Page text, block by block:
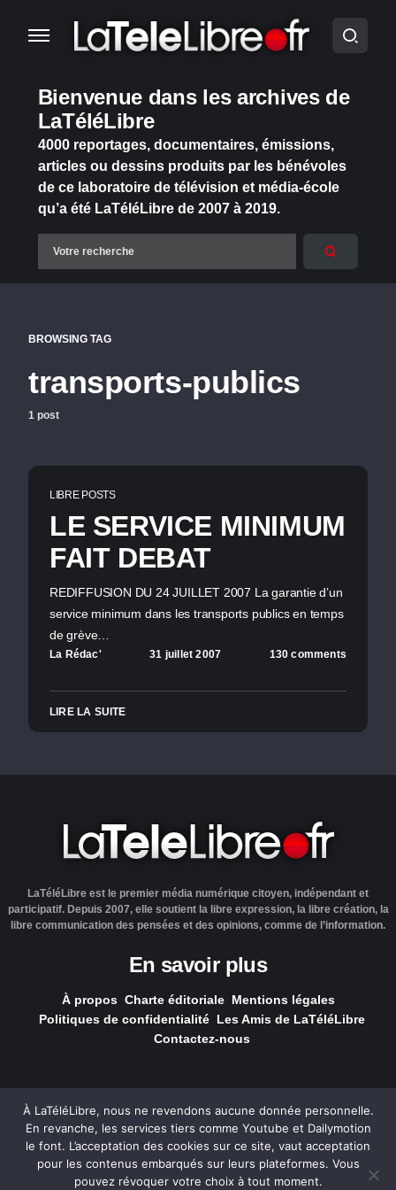
Bienvenue dans les archives de
LaTéléLibre
4000 reportages, documentaires, émissions,
articles ou dessins produits par les bénévoles
de ce laboratoire de télévision et média-école
qu’a été LaTéléLibre de 2007 à 2019.
BROWSING TAG
transports-publics
1 post
LIBRE POSTS
LE SERVICE MINIMUM
FAIT DEBAT
REDIFFUSION DU 24 JUILLET 2007 La garantie d’un
service minimum dans les transports publics en temps
de grève…
La Rédac' 31 juillet 2007 130 comments
LIRE LA SUITE
LaTéléLibre est le premier média numérique citoyen, indépendant et
participatif. Depuis 2007, elle soutient la libre expression, la libre création, la
libre communication des pensées et des opinions, comme de l’information.
En savoir plus
À propos Charte éditoriale Mentions légales
Politiques de confidentialité Les Amis de LaTéléLibre
Contactez-nous
LaTéléLibre.fr, ce site a été réalisé par l'agenceNOUS, Ouvert,
Utile & Simple
À LaTéléLibre, nous ne revendons aucune donnée personnelle.
En revanche, les services tiers comme Youtube et Dailymotion
le font. L’acceptation des cookies sur ce site, vaut acceptation
pour les contenus embarqués sur leurs plateformes. Vous
pouvez révoquer votre choix à tout moment.